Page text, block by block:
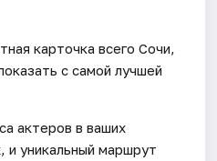
карточка всего Сочи,
с самой лучшей
актеров в ваших
и уникальный маршрут